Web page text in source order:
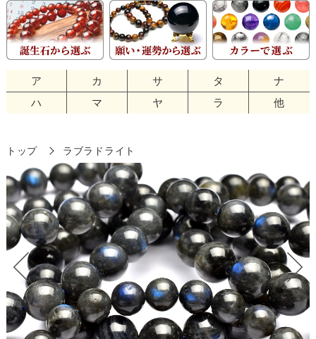
ア カ サ タ
ナ
ハ
マ ヤ ラ 他
トップ ラブラドライト